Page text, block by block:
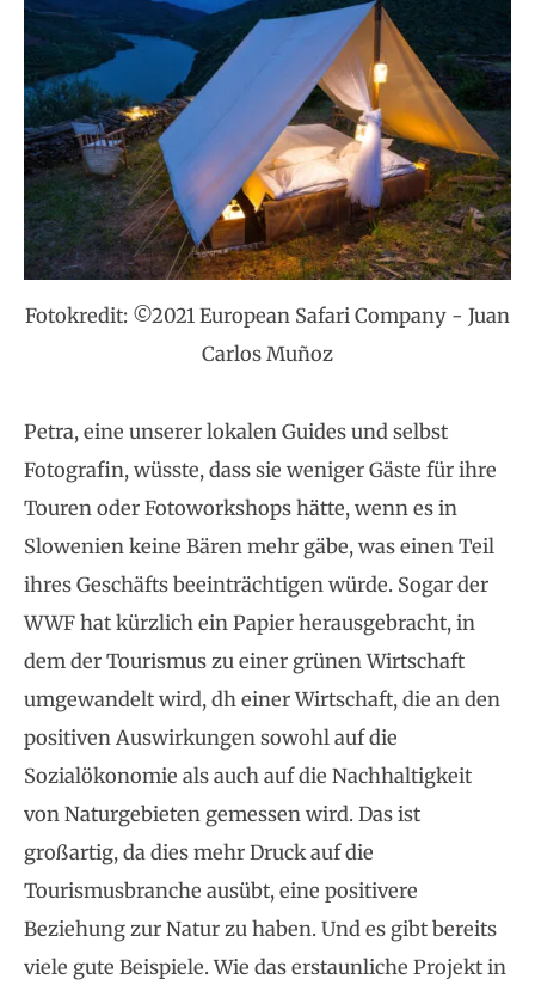
Fotokredit: ©2021 European Safari Company - Juan
Carlos Muñoz
Petra, eine unserer lokalen Guides und selbst
Fotografin, wüsste, dass sie weniger Gäste für ihre
Touren oder Fotoworkshops hätte, wenn es in
Slowenien keine Bären mehr gäbe, was einen Teil
ihres Geschäfts beeinträchtigen würde. Sogar der
WWF hat kürzlich ein Papier herausgebracht, in
dem der Tourismus zu einer grünen Wirtschaft
umgewandelt wird, dh einer Wirtschaft, die an den
positiven Auswirkungen sowohl auf die
Sozialökonomie als auch auf die Nachhaltigkeit
von Naturgebieten gemessen wird. Das ist
großartig, da dies mehr Druck auf die
Tourismusbranche ausübt, eine positivere
Beziehung zur Natur zu haben. Und es gibt bereits
viele gute Beispiele. Wie das erstaunliche Projekt in